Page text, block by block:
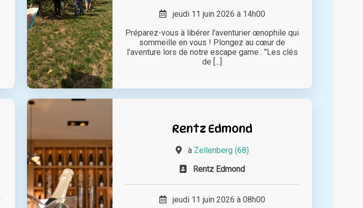
jeudi 11 juin 2026 à 14h00
Préparez-vous à libérer l'aventurier œnophile qui
sommeille en vous ! Plongez au cœur de
l'aventure lors de notre escape game : "Les clés
de [...]
Rentz Edmond
à Zellenberg (68)
Rentz Edmond
jeudi 11 juin 2026 à 08h00